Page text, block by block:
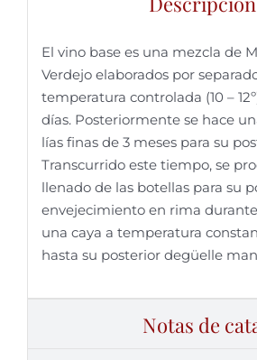
El vino base es una mezcla de
Verdejo elaborados por
temperatura controlada (10 –
días. Posteriormente se hace
lías finas de 3 meses para su
Transcurrido este tiempo, se
llenado de las botellas para su
envejecimiento en rima
una caya a temperatura
hasta su posterior degüelle
Notas de